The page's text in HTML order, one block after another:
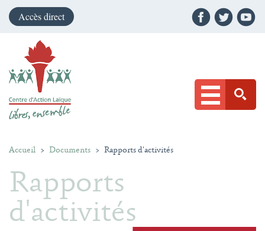
Accès direct
Accueil > Documents > Rapports d'activités
Rapports
d'activités